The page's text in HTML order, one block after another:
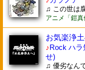
♫ この世は
アニメ「鎧
お気楽浄
♪Rock ハ
せ)
♫ 優劣なん